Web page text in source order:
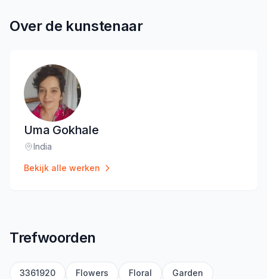
Over de kunstenaar
Uma Gokhale
Locatie
India
Bekijk alle werken
Trefwoorden
3361920 Flowers Floral Garden